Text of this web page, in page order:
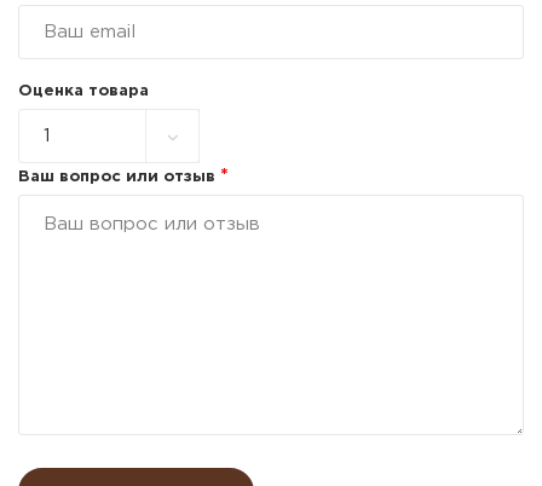
Оценка товара
Ваш вопрос или отзыв *